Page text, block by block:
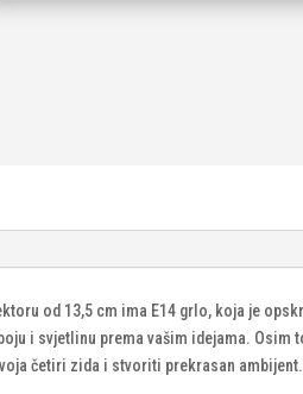
količina
od 13,5 cm ima E14 grlo, koja je
i svjetlinu prema vašim idejama. Osim
četiri zida i stvoriti prekrasan ambijent.